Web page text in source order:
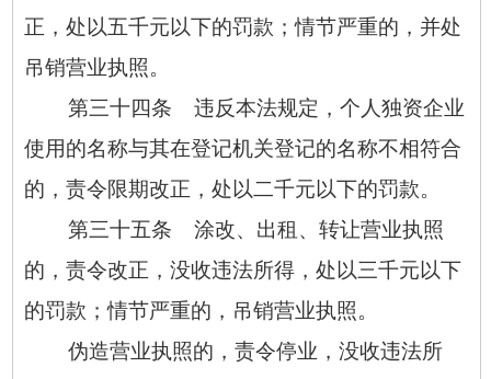
正，处以五千元以下的罚款；情节严重的，并处
吊销营业执照。
第三十四条 违反本法规定，个人独资企业
使用的名称与其在登记机关登记的名称不相符合
的，责令限期改正，处以二千元以下的罚款。
第三十五条 涂改、出租、转让营业执照
的，责令改正，没收违法所得，处以三千元以下
的罚款；情节严重的，吊销营业执照。
伪造营业执照的，责令停业，没收违法所